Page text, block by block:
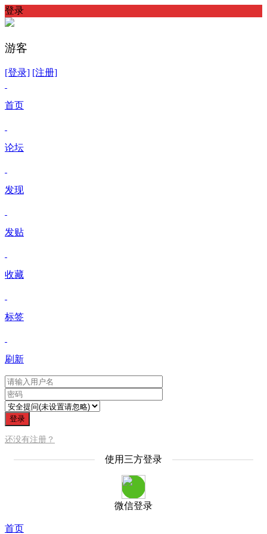
登录
游客
[登录] [注册]
首页
论坛
发现
发贴
收藏
标签
刷新
登录
还没有注册？
使用三方登录
微信登录
首页